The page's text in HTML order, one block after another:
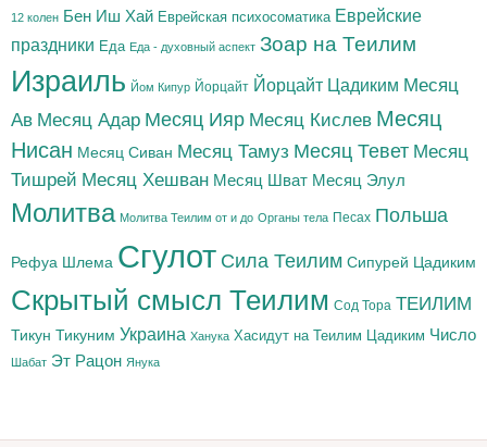
12 колен Бен Иш Хай Еврейская психосоматика Еврейские
праздники Еда Еда - духовный аспект Зоар на Теилим
Израиль Йом Кипур Йорцайт Йорцайт Цадиким Месяц
Ав Месяц Адар Месяц Ияр Месяц Кислев Месяц
Нисан Месяц Сиван Месяц Тамуз Месяц Тевет Месяц
Тишрей Месяц Хешван Месяц Шват Месяц Элул
Молитва Молитва Теилим от и до Органы тела Песах Польша
Рефуа Шлема Сгулот Сила Теилим Сипурей Цадиким
Скрытый смысл Теилим Сод Тора ТЕИЛИМ
Тикун Тикуним Украина Ханука Хасидут на Теилим Цадиким Число
Шабат Эт Рацон Янука